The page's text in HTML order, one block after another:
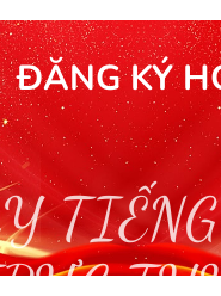
ĐĂNG KÝ